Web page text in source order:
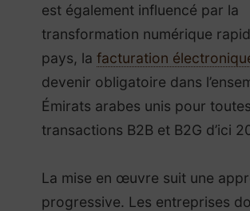
est également influencé par la
transformation numérique
pays, la facturation
devenir obligatoire dans
Émirats arabes unis pour
transactions B2B et B2G d’ici
La mise en œuvre suit une
progressive. Les entreprises